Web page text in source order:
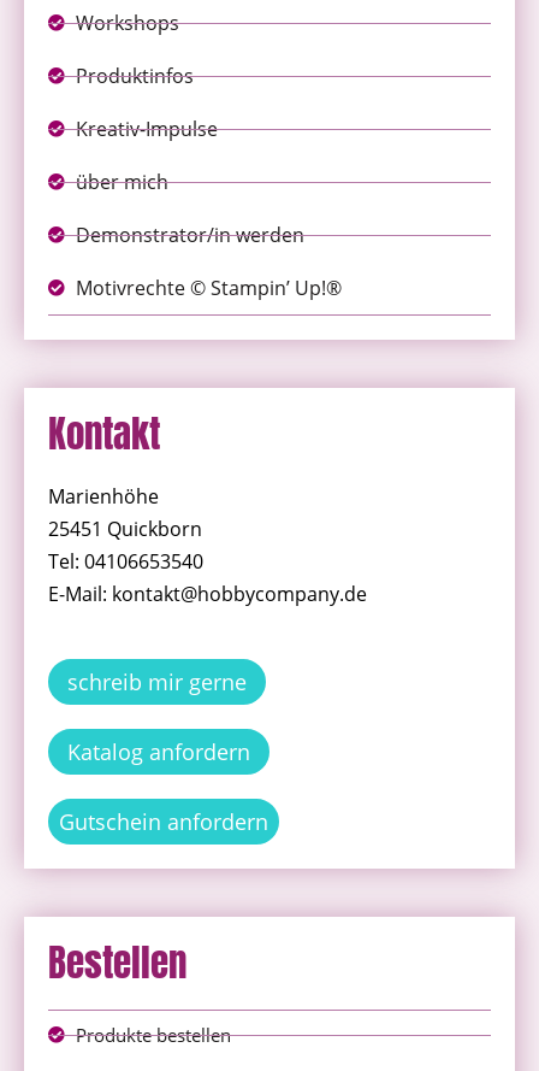
Workshops
Produktinfos
Kreativ-Impulse
über mich
Demonstrator/in werden
Motivrechte © Stampin’ Up!®
Kontakt
Marienhöhe
25451 Quickborn
Tel: 04106653540
E-Mail: kontakt@hobbycompany.de
schreib mir gerne
Katalog anfordern
Gutschein anfordern
Bestellen
Produkte bestellen